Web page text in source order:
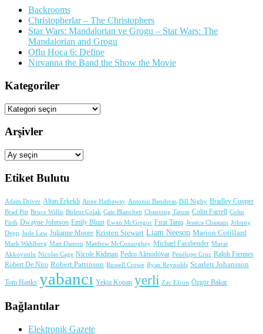
Backrooms
Christopherlar – The Christophers
Star Wars: Mandalorian ve Grogu – Star Wars: The
Mandalorian and Grogu
Oflu Hoca 6: Define
Nirvanna the Band the Show the Movie
Kategoriler
Kategoriler
Arşivler
Arşivler
Etiket Bulutu
Adam Driver Altan Erkekli Anne Hathaway Antonio Banderas Bill Nighy Bradley Cooper
Brad Pitt Bruce Willis Bülent Çolak Cate Blanchett Channing Tatum Colin Farrell Colin
Firth Dwayne Johnson Emily Blunt Ewan McGregor Fırat Tanış Jessica Chastain Johnny
Depp Jude Law Julianne Moore Kristen Stewart Liam Neeson Marion Cotillard
Mark Wahlberg Matt Damon Matthew McConaughey Michael Fassbender Murat
Akkoyunlu Nicolas Cage Nicole Kidman Pedro Almodóvar Penélope Cruz Ralph Fiennes
Robert De Niro Robert Pattinson Russell Crowe Ryan Reynolds Scarlett Johansson
Tom Hanks yabancı Yekta Kopan yerli Zac Efron Özgür Bakar
Bağlantılar
Elektronik Gazete